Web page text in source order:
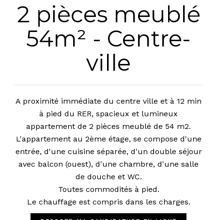
2 pièces meublé
54m² - Centre-
ville
A proximité immédiate du centre ville et à 12 min
à pied du RER, spacieux et lumineux
appartement de 2 pièces meublé de 54 m2.
L'appartement au 2ème étage, se compose d'une
entrée, d'une cuisine séparée, d'un double séjour
avec balcon (ouest), d'une chambre, d'une salle
de douche et WC.
Toutes commodités à pied.
Le chauffage est compris dans les charges.